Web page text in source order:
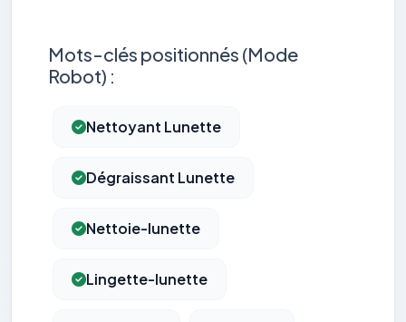
Mots-clés positionnés (Mode
Robot) :
Nettoyant Lunette
Dégraissant Lunette
Nettoie-lunette
Lingette-lunette